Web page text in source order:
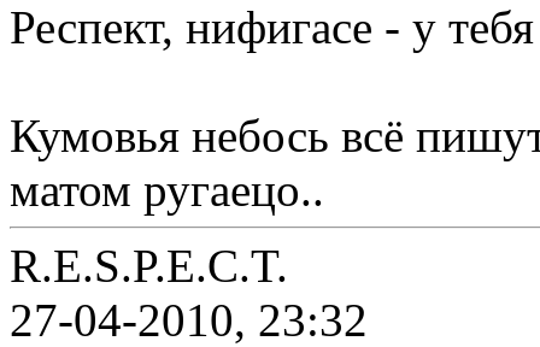
Респект, нифигасе - у
Кумовья небось всё
матом ругаецо..
R.E.S.P.E.C.T.
27-04-2010, 23:32